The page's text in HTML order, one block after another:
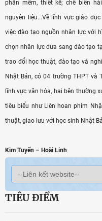
phần mềm, thiết kế; chế biến
nguyên liệu...Về lĩnh vực giáo
việc đào tạo nguồn nhân lực với
chọn nhân lực đưa sang đào tạo
trao đổi học thuật, đào tạo và
Nhật Bản, có 04 trường THPT và
lĩnh vực văn hóa, hai bên thường
tiêu biểu như Liên hoan phim
thuật, giao lưu với học sinh Nhật
Kim Tuyến – Hoài Linh
TIÊU ĐIỂM